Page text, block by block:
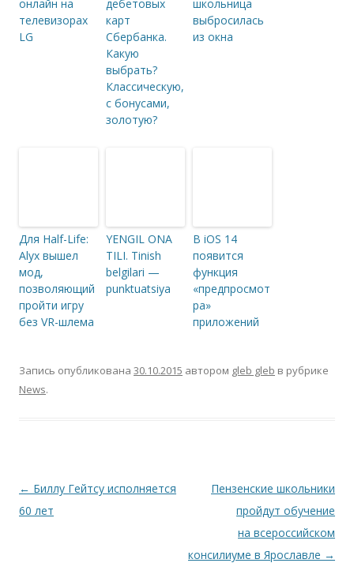
онлайн на
телевизорах
LG
дебетовых
карт
Сбербанка.
Какую
выбрать?
Классическую,
с бонусами,
золотую?
школьница
выбросилась
из окна
Для Half-Life:
Alyx вышел
мод,
позволяющий
пройти игру
без VR-шлема
YENGIL ONA
TILI. Tinish
belgilari —
punktuatsiya
В iOS 14
появится
функция
«предпросмот
ра»
приложений
Запись опубликована 30.10.2015 автором gleb gleb в рубрике
News.
Навигация по записям
← Биллу Гейтсу исполняется
60 лет
Пензенские школьники
пройдут обучение
на всероссийском
консилиуме в Ярославле →